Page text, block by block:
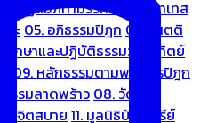
03. ปฏิสัมภิทามรรคและจูฬนิทเทส
กะ 05. อภิธรรมปิฎก 06. เนตติ
ศึกษาและปฏิบัติธรรมวันอาทิตย์
09. หลักธรรมตามพระไตรปิฎก
รรมลาดพร้าว 08. วัด
นจิตสบาย 11. มูลนิธิบ้านอารีย์